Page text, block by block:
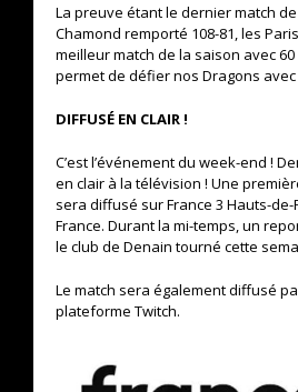
La preuve étant le dernier match
Chamond remporté 108-81, les
meilleur match de la saison avec
permet de défier nos Dragons
DIFFUSÉ EN CLAIR !
C’est l’événement du week-end !
en clair à la télévision ! Une
sera diffusé sur France 3 Hauts-de-
France. Durant la mi-temps, un
le club de Denain tourné cette
Le match sera également diffusé
plateforme Twitch.